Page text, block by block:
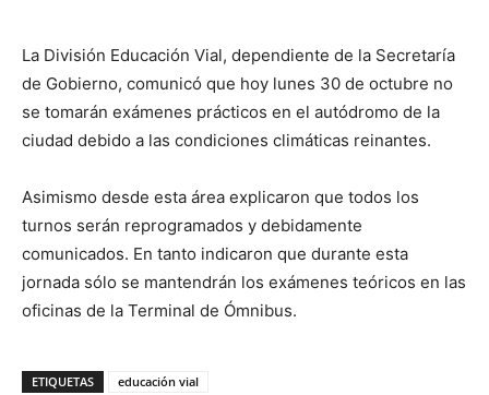
La División Educación Vial, dependiente de la Secretaría
de Gobierno, comunicó que hoy lunes 30 de octubre no
se tomarán exámenes prácticos en el autódromo de la
ciudad debido a las condiciones climáticas reinantes.
Asimismo desde esta área explicaron que todos los
turnos serán reprogramados y debidamente
comunicados. En tanto indicaron que durante esta
jornada sólo se mantendrán los exámenes teóricos en las
oficinas de la Terminal de Ómnibus.
ETIQUETAS educación vial